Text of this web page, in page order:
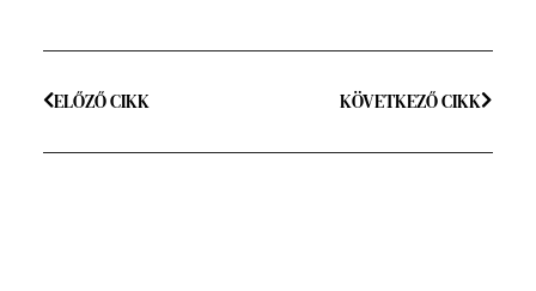
ELŐZŐ CIKK KÖVETKEZŐ CIKK